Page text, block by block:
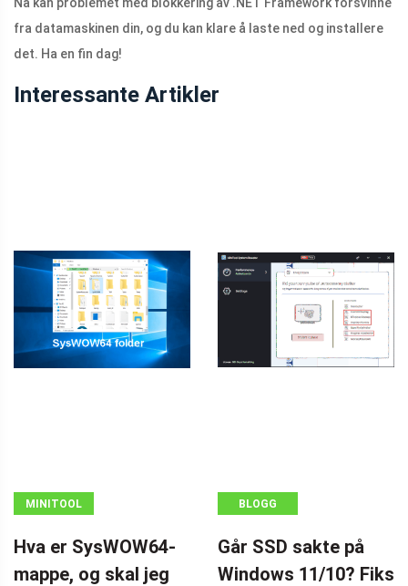
fra datamaskinen din, og du kan klare å laste ned og installere
det. Ha en fin dag!
Interessante Artikler
MINITOOL
Hva er SysWOW64-
mappe, og skal jeg
BLOGG
Går SSD sakte på
Windows 11/10? Fiks